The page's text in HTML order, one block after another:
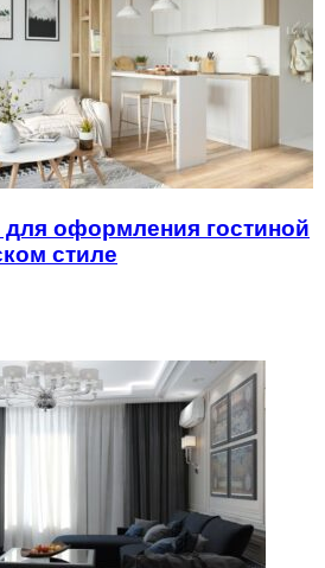
оформления гостиной
стиле